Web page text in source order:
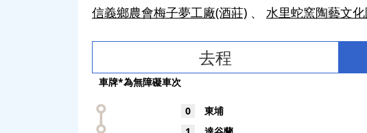
信義鄉農會梅子夢工廠(酒莊) 水里蛇窯陶藝文
去程
車牌*為無障礙車次
0 東埔